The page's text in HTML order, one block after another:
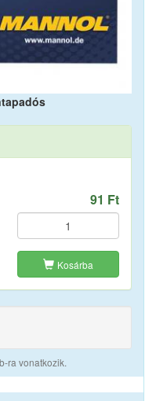
91 Ft
Kosárba
ra vonatkozik.